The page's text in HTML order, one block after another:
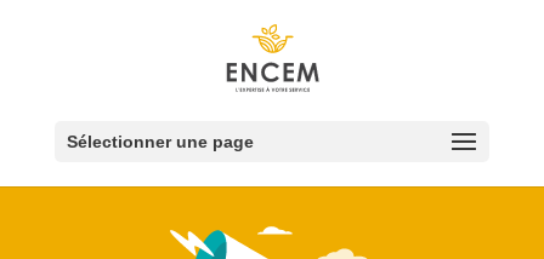
Sélectionner une page